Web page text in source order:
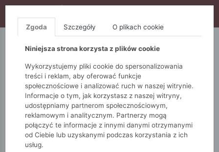
S10), DODATKOWE 15% ZA 3SZT (KOD: S15)
5.10.15. QUIOSQUE
Monnari Torby
Pikowane
Torba damska z pikowaniem
Zgoda Szczegóły O plikach cookie
Niniejsza strona korzysta z plików cookie
Wykorzystujemy pliki cookie do spersonalizowania
treści i reklam, aby oferować funkcje
społecznościowe i analizować ruch w naszej witrynie.
Informacje o tym, jak korzystasz z naszej witryny,
udostępniamy partnerom społecznościowym,
reklamowym i analitycznym. Partnerzy mogą
połączyć te informacje z innymi danymi otrzymanymi
od Ciebie lub uzyskanymi podczas korzystania z ich
usług.